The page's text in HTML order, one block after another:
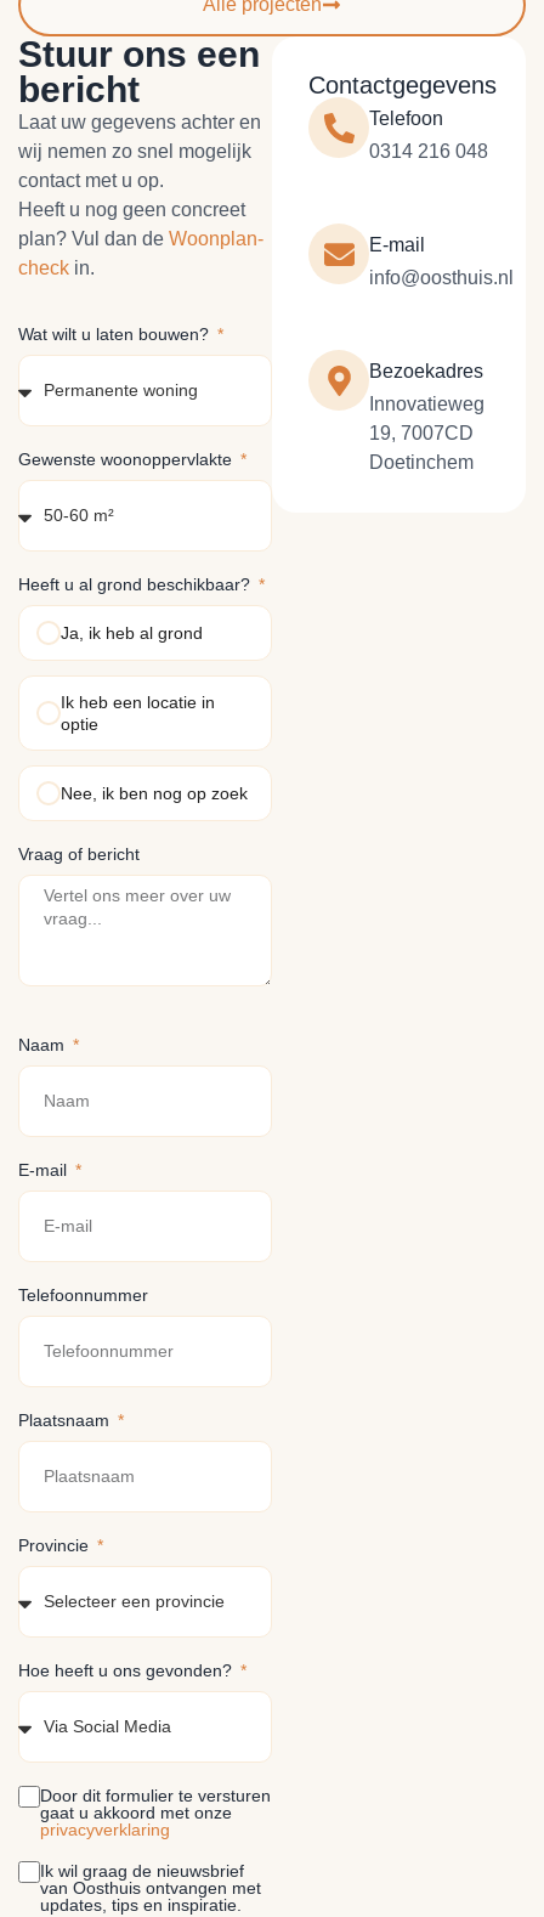
Alle projecten
Stuur ons een
bericht
Laat uw gegevens achter en
wij nemen zo snel mogelijk
contact met u op.
Heeft u nog geen concreet
plan? Vul dan de Woonplan-
check in.
Wat wilt u laten bouwen?
Gewenste woonoppervlakte
Heeft u al grond beschikbaar?
Ja, ik heb al grond
Ik heb een locatie in
optie
Nee, ik ben nog op zoek
Vraag of bericht
Naam
E-mail
Telefoonnummer
Plaatsnaam
Provincie
Hoe heeft u ons gevonden?
Door dit formulier te versturen
gaat u akkoord met onze
privacyverklaring
Ik wil graag de nieuwsbrief
van Oosthuis ontvangen met
updates, tips en inspiratie.
Contactgegevens
Telefoon
0314 216 048
E-mail
info@oosthuis.nl
Bezoekadres
Innovatieweg
19, 7007CD
Doetinchem